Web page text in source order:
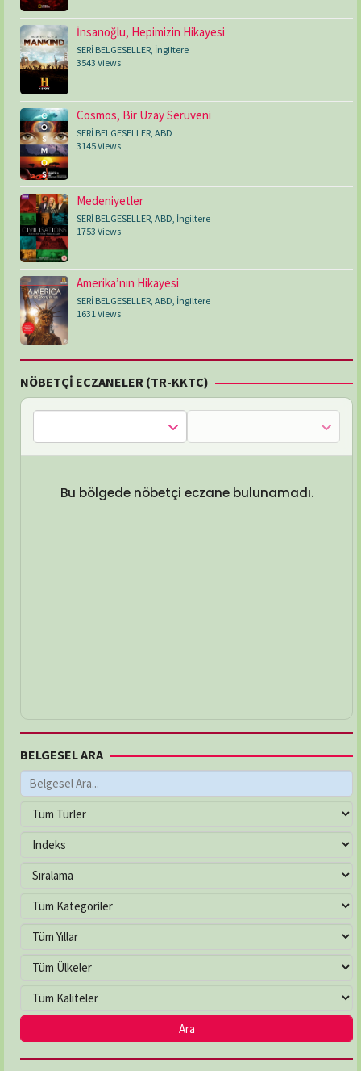
İnsanoğlu, Hepimizin Hikayesi
SERİ BELGESELLER, İngiltere
3543 Views
Cosmos, Bir Uzay Serüveni
SERİ BELGESELLER ABD
3145 Views
Medeniyetler
SERİ BELGESELLER ABD İngiltere
1753 Views
Amerika’nın Hikayesi
SERİ BELGESELLER ABD İngiltere
1631 Views
NÖBETÇİ ECZANELER (TR-KKTC)
Bu bölgede nöbetçi eczane bulunamadı.
BELGESEL ARA